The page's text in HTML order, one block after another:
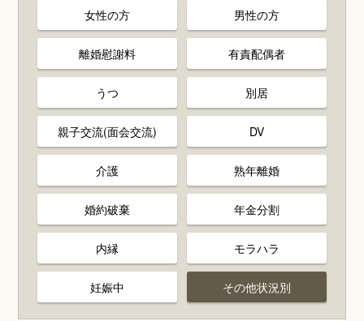
女性の方 男性の方
離婚慰謝料 有責配偶者
うつ 別居
親子交流(面会交流) DV
介護 熟年離婚
婚約破棄 年金分割
内縁 モラハラ
妊娠中 その他状況別